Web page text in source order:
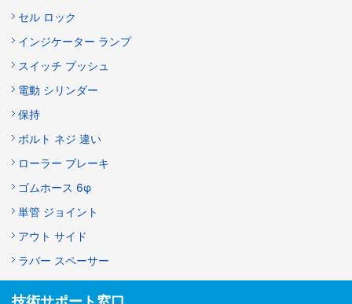
セル ロック
インジケーター ランプ
スイッチ プッシュ
電動 シリンダー
保持
ボルト ネジ 違い
ローラー ブレーキ
ゴムホース 6φ
単管 ジョイント
アウト サイド
ラバー スペーサー